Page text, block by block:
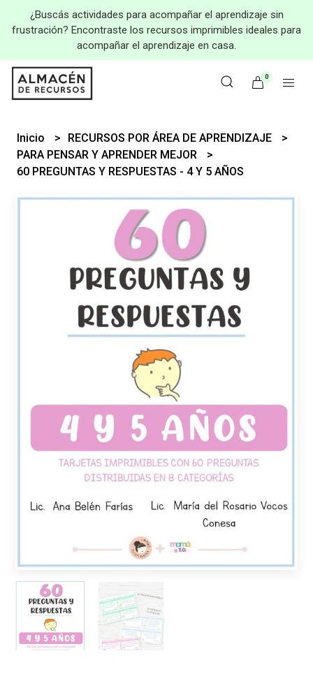
¿Buscás actividades para acompañar el aprendizaje sin
frustración? Encontraste los recursos imprimibles ideales para
acompañar el aprendizaje en casa.
0
Inicio
RECURSOS POR ÁREA DE APRENDIZAJE
PARA PENSAR Y APRENDER MEJOR
60 PREGUNTAS Y RESPUESTAS - 4 Y 5 AÑOS